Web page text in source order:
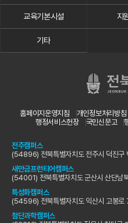
교육기본시설 지
기타
홈페이지운영지침 개인정보처리방침
행정서비스헌장
국민신문고
전주캠퍼스
(54896) 전북특별자치도 전주시 덕진구
새만금프런티어캠퍼스
(54001) 전북특별자치도 군산시 산단남
특성화캠퍼스
(54596) 전북특별자치도 익산시 고봉로
첨단과학캠퍼스